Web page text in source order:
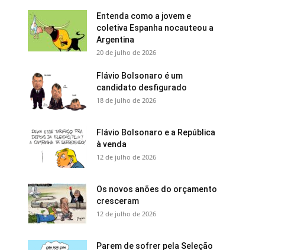
Entenda como a jovem e
coletiva Espanha nocauteou a
Argentina
20 de julho de 2026
Flávio Bolsonaro é um
candidato desfigurado
18 de julho de 2026
Flávio Bolsonaro e a República
à venda
12 de julho de 2026
Os novos anões do orçamento
cresceram
12 de julho de 2026
Parem de sofrer pela Seleção